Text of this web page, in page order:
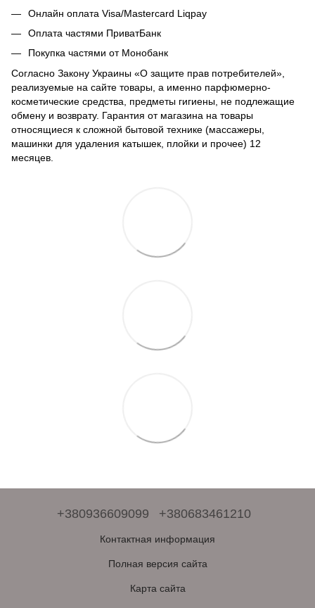
Онлайн оплата Visa/Mastercard Liqpay
Оплата частями ПриватБанк
Покупка частями от Монобанк
Согласно Закону Украины «О защите прав потребителей»,
реализуемые на сайте товары, а именно парфюмерно-
косметические средства, предметы гигиены, не подлежащие
обмену и возврату. Гарантия от магазина на товары
относящиеся к сложной бытовой технике (массажеры,
машинки для удаления катышек, плойки и прочее) 12
месяцев.
+380936609099 +380683461210
Контактная информация
Полная версия сайта
Карта сайта